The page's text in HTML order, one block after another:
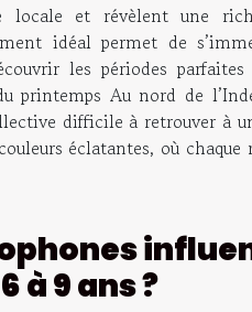
et révèlent une
idéal permet de
les périodes
printemps Au nord de
difficile à retrouver à
éclatantes, où chaque
à 9 ans ?